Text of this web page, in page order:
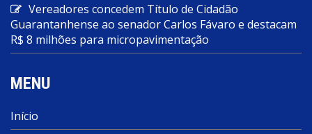
Vereadores concedem Título de Cidadão
Guarantanhense ao senador Carlos Fávaro e destacam
R$ 8 milhões para micropavimentação
MENU
Início